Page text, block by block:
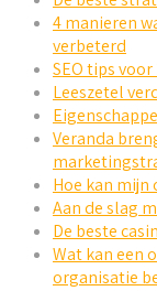
4 manieren
verbeterd
SEO tips voor
Leeszetel
Veranda
Hoe kan
Aan de slag
De beste
Wat kan een
organisatie